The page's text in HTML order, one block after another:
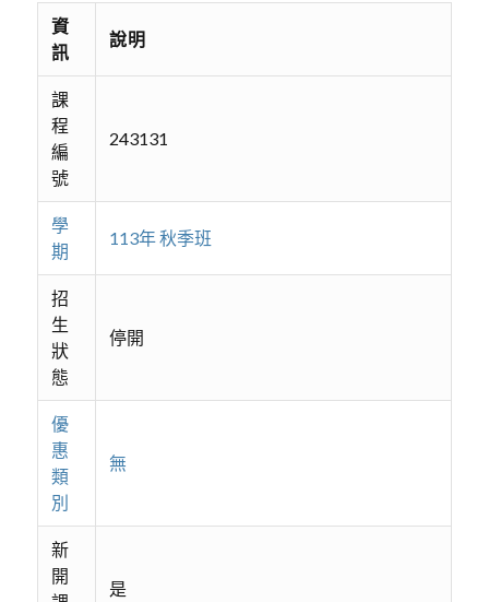
資
訊
說明
課
程
編
號
243131
學
期
113年 秋季班
招
生
狀
態
停開
優
惠
類
別
無
新
開
是